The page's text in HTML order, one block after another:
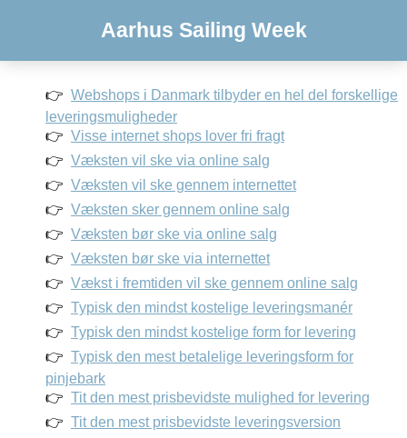
Aarhus Sailing Week
Webshops i Danmark tilbyder en hel del forskellige
leveringsmuligheder
Visse internet shops lover fri fragt
Væksten vil ske via online salg
Væksten vil ske gennem internettet
Væksten sker gennem online salg
Væksten bør ske via online salg
Væksten bør ske via internettet
Vækst i fremtiden vil ske gennem online salg
Typisk den mindst kostelige leveringsmanér
Typisk den mindst kostelige form for levering
Typisk den mest betalelige leveringsform for
pinjebark
Tit den mest prisbevidste mulighed for levering
Tit den mest prisbevidste leveringsversion